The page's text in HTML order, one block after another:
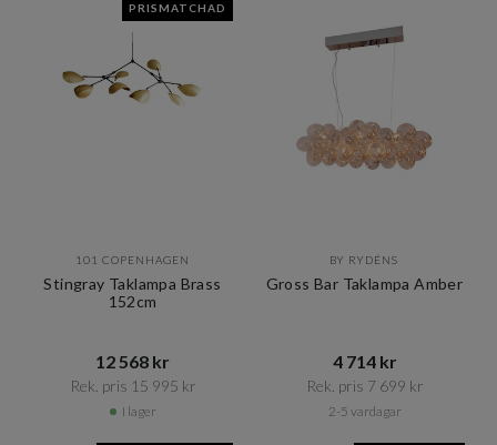
PRISMATCHAD
101 COPENHAGEN
Stingray Taklampa Brass
152cm
12 568 kr​​
Rek. pris 15 995 kr​​
I lager
BY RYDÉNS
Gross Bar Taklampa Amber
4 714 kr​​
Rek. pris 7 699 kr​​
2-5 vardagar